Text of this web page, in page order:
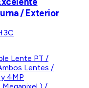
/ Exterior